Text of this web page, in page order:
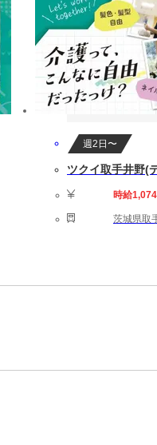
週2日〜
ツクイ取手井野(
時給
茨城県取